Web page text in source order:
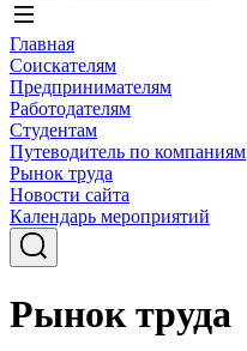
Главная
Соискателям
Предпринимателям
Работодателям
Студентам
Путеводитель по компаниям
Рынок труда
Новости сайта
Календарь мероприятий
Рынок труда